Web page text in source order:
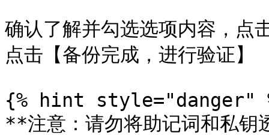
确认了解并勾选选项内容，点
点击【备份完成，进行验证】
{% hint style="danger"
**注意：请勿将助记词和私钥